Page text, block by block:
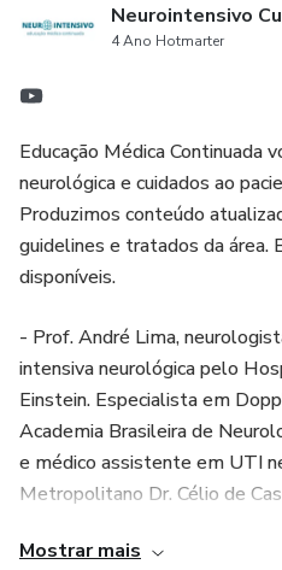
Vasoespasmo – critérios
Pré-requisitos no Protocolo de
Doppler Transcraniano no
Aplicabilidade do Doppler na
falciformes
Avaliação de Microembolia
Avaliação de Microembolia
Teste de Vasoreatividade
Neurointensivo
4 Ano Hotmarter
Educação Médica Continuada
neurológica e cuidados ao
Produzimos conteúdo
guidelines e tratados da área.
disponíveis.
- Prof. André Lima,
intensiva neurológica pelo
Einstein. Especialista em
Academia Brasileira de
e médico assistente em UTI
Metropolitano Dr. Célio de
- Produtora Executiva: Clara
Mostrar mais